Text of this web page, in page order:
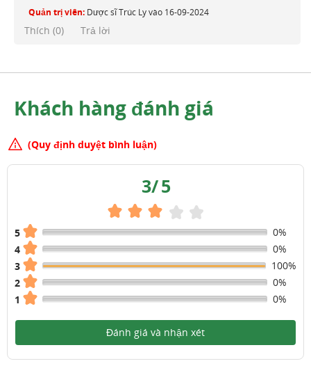
Quản trị viên: Dược sĩ Trúc Lyvào 16-09-2024
Thích (0) Trả lời
Khách hàng đánh giá
(Quy định duyệt bình luận)
3/5
5
0%
4
0%
3
100%
2
0%
1
0%
Đánh giá và nhận xét